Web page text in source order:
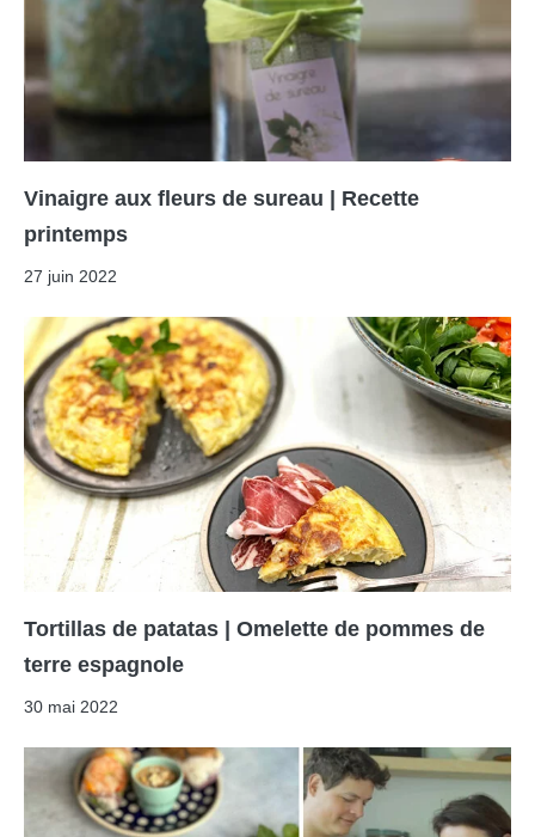
Vinaigre aux fleurs de sureau | Recette
printemps
27 juin 2022
Tortillas de patatas | Omelette de pommes de
terre espagnole
30 mai 2022